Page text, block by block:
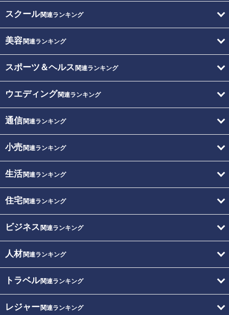
スクール関連ランキング
美容関連ランキング
スポーツ＆ヘルス 関連ランキング
ウエディング関連ランキング
通信関連ランキング
小売関連ランキング
生活関連ランキング
住宅関連ランキング
ビジネス 関連ランキング
人材関連ランキング
トラベル関連ランキング
レジャー関連ランキング